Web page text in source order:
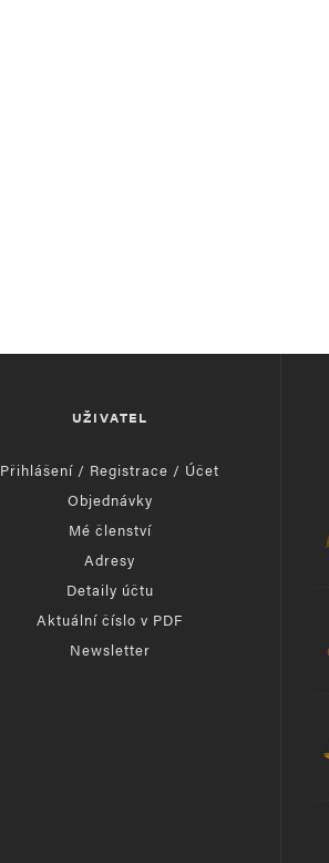
UŽIVATEL
Přihlášení / Registrace / Účet
Objednávky
Mé členství
Adresy
Detaily účtu
Aktuální číslo v PDF
Newsletter